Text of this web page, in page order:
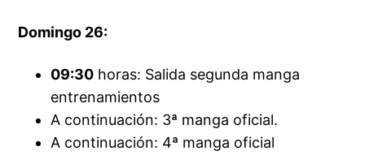
Domingo 26:
09:30 horas: Salida segunda manga
entrenamientos
A continuación: 3ª manga oficial.
A continuación: 4ª manga oficial